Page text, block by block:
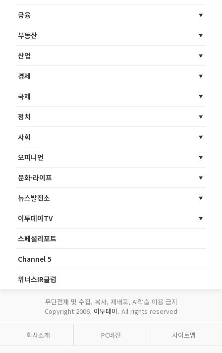
금융
부동산
산업
경제
국제
정치
사회
오피니언
문화·라이프
뉴스발전소
이투데이TV
스페셜리포트
Channel 5
위너스IR클럽
무단전재 및 수집, 복사, 재배포, AI학습 이용 금지
Copyright 2006. 이투데이. All rights reserved
회사소개 PC버전 사이트맵